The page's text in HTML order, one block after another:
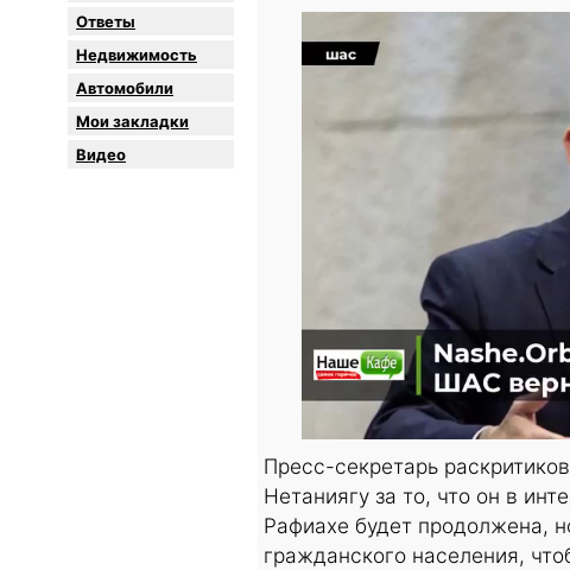
Oтветы
Недвижимость
Автомобили
Мои закладки
Видео
Пресс-секретарь
Нетаниягу за то, что он в
Рафиахе будет продолжена,
гражданского населения,